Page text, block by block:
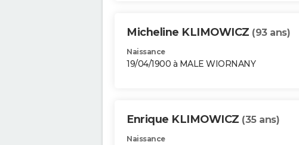
Micheline KLIMOWICZ (93 ans)
Naissance
19/04/1900 à MALE WIORNANY
Enrique KLIMOWICZ (35 ans)
Naissance